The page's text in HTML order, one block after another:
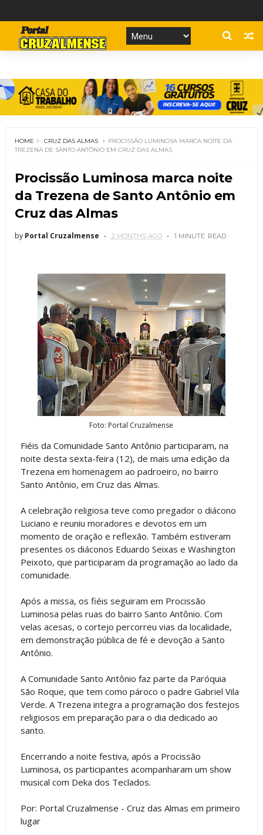
HOME CRUZ DAS ALMAS
PROCISSÃO LUMINOSA MARCA NOITE DA
TREZENA DE SANTO ANTÔNIO EM CRUZ DAS ALMAS
Procissão Luminosa marca noite
da Trezena de Santo Antônio em
Cruz das Almas
by Portal Cruzalmense 2 MONTHS AGO 1 MINUTE READ
Foto: Portal Cruzalmense
Fiéis da Comunidade Santo Antônio participaram, na
noite desta sexta-feira (12), de mais uma edição da
Trezena em homenagem ao padroeiro, no bairro
Santo Antônio, em Cruz das Almas.
A celebração religiosa teve como pregador o diácono
Luciano e reuniu moradores e devotos em um
momento de oração e reflexão. Também estiveram
presentes os diáconos Eduardo Seixas e Washington
Peixoto, que participaram da programação ao lado da
comunidade.
Após a missa, os fiéis seguiram em Procissão
Luminosa pelas ruas do bairro Santo Antônio. Com
velas acesas, o cortejo percorreu vias da localidade,
em demonstração pública de fé e devoção a Santo
Antônio.
A Comunidade Santo Antônio faz parte da Paróquia
São Roque, que tem como pároco o padre Gabriel Vila
Verde. A Trezena integra a programação dos festejos
religiosos em preparação para o dia dedicado ao
santo.
Encerrando a noite festiva, após a Procissão
Luminosa, os participantes acompanharam um show
musical com Deka dos Teclados.
Por: Portal Cruzalmense - Cruz das Almas em primeiro
lugar